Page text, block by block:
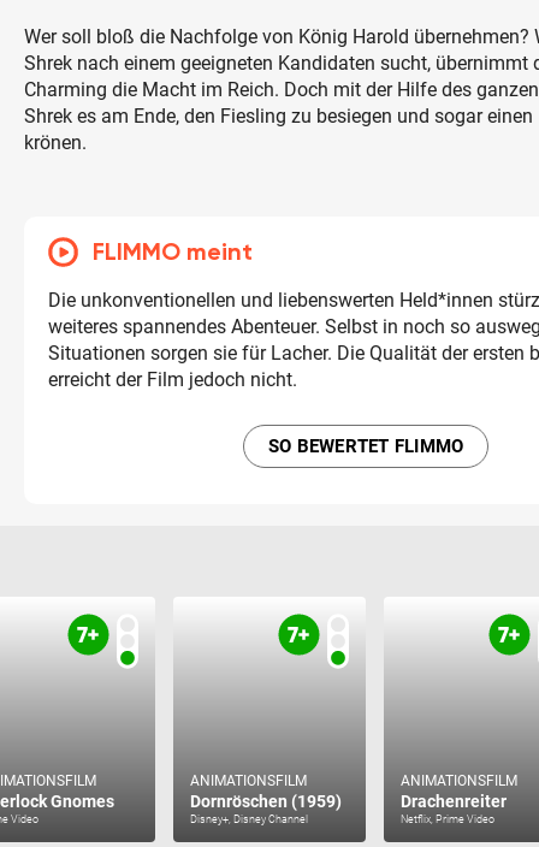
Wer soll bloß die Nachfolge von König Harold übernehmen?
Shrek nach einem geeigneten Kandidaten sucht, übernimmt
Charming die Macht im Reich. Doch mit der Hilfe des
Shrek es am Ende, den Fiesling zu besiegen und sogar
krönen.
FLIMMO meint
Die unkonventionellen und liebenswerten Held*innen
weiteres spannendes Abenteuer. Selbst in noch so
Situationen sorgen sie für Lacher. Die Qualität der ersten
erreicht der Film jedoch nicht.
SO BEWERTET FLIMMO
Gnomes
Video
ANIMATIONSFILM
Dornröschen (1959)
Disney+, Disney Channel
ANIMATIONSFILM
Drachenreiter
Netflix, Prime Video